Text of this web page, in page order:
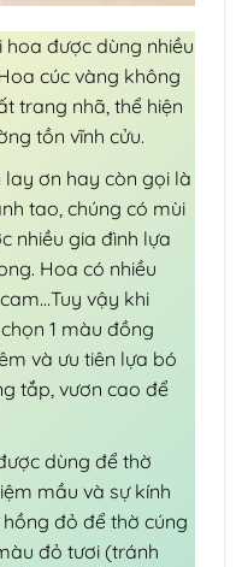
được dùng nhiều
cúc vàng không
trang nhã, thể hiện
tồn vĩnh cửu.
lay ơn hay còn gọi là
tao, chúng có mùi
nhiều gia đình lựa
Hoa có nhiều
vậy khi
1 màu đồng
và ưu tiên lựa bó
tắp, vươn cao để
dùng để thờ
mầu và sự kính
đỏ để thờ cúng
đỏ tươi (tránh